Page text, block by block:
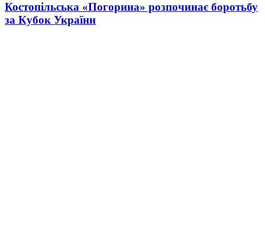
Костопільська «Погорина» розпочинає боротьбу
за Кубок України